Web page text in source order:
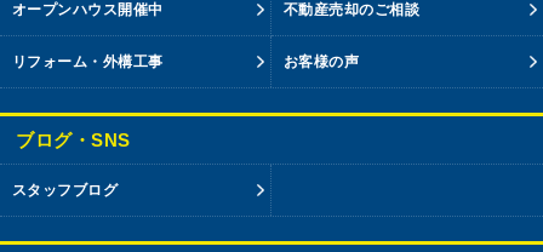
オープンハウス開催中 不動産売却のご相談
リフォーム・外構工事 お客様の声
ブログ・SNS
スタッフブログ